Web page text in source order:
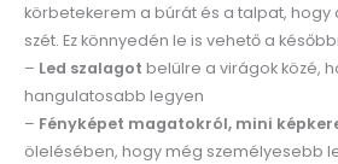
körbetekerem a búrát és a talpat, hogy
szét. Ez könnyedén le is vehető a
– Led szalagot belülre a virágok közé,
hangulatosabb legyen
– Fényképet magatokról, mini
ölelésében, hogy még személyesebb